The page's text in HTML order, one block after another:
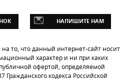
НАПИШИТЕ НАМ
то, что данный интернет-сайт носит
характер и ни при каких
офертой, определяемой
Гражданского кодекса Российской